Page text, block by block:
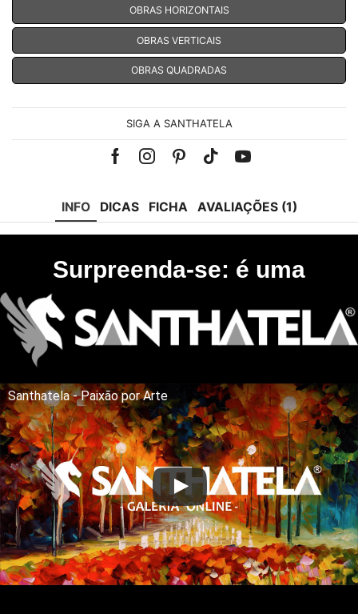
OBRAS HORIZONTAIS
OBRAS VERTICAIS
OBRAS QUADRADAS
SIGA A SANTHATELA
FacebookInstagramPinterest
Tik-Youtube
INFO DICAS FICHA AVALIAÇÕES (1)
Surpreenda-se: é uma
Santhatela - Paixão por Arte